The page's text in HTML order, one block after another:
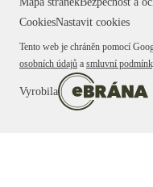
CookiesNastavit cookies
Tento web je chráněn pomocí
osobních údajů a smluvní
Vyrobila